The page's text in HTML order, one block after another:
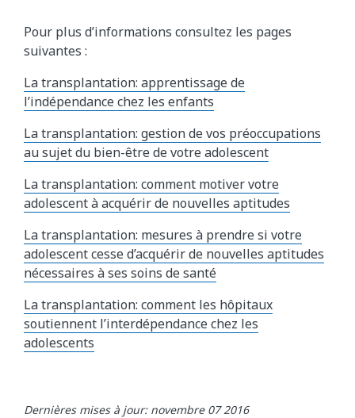
Pour plus d’informations consultez les pages
suivantes :
La transplantation: apprentissage de
l’indépendance chez les enfants
La transplantation: gestion de vos préoccupations
au sujet du bien-être de votre adolescent
La transplantation: comment motiver votre
adolescent à acquérir de nouvelles aptitudes
La transplantation: mesures à prendre si votre
adolescent cesse d’acquérir de nouvelles aptitudes
nécessaires à ses soins de santé
La transplantation: comment les hôpitaux
soutiennent l’interdépendance chez les
adolescents
Dernières mises à jour: novembre 07 2016